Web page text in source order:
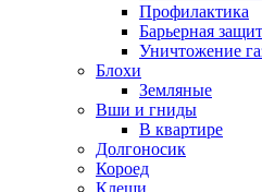
Профилактика
Барьерная
Уничтожение
Блохи
Земляные
Вши и гниды
В квартире
Долгоносик
Короед
Клещи